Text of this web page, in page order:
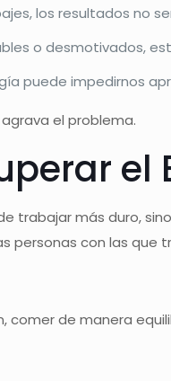
los resultados no
o desmotivados,
puede impedirnos
el problema.
el
trabajar más duro,
personas con las que
de manera